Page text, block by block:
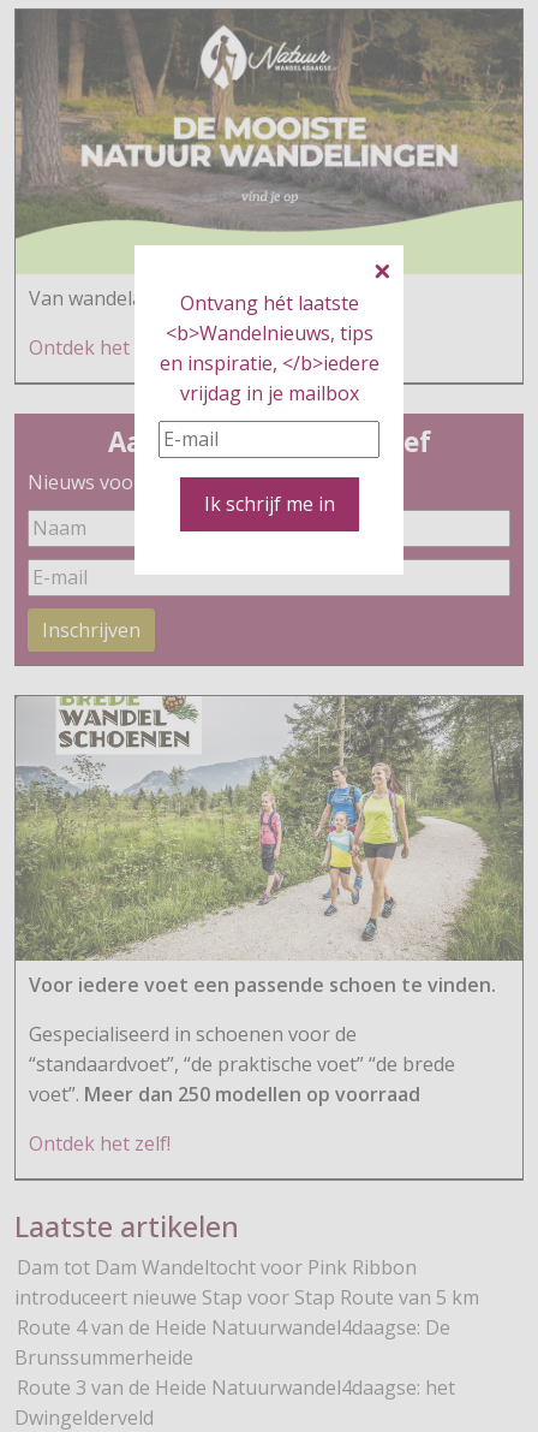
Ontvang hét laatste
<b>Wandelnieuws, tips
en inspiratie, </b>iedere
vrijdag in je mailbox
Ik schrijf me in
Van wandelaars voor wandelaars
Ontdek het hier
Aanmelden nieuwsbrief
Nieuws voor wandelaars
Inschrijven
Voor iedere voet een passende schoen te vinden.
Gespecialiseerd in schoenen voor de
“standaardvoet”, “de praktische voet” “de brede
voet”. Meer dan 250 modellen op voorraad
Ontdek het zelf!
Laatste artikelen
Dam tot Dam Wandeltocht voor Pink Ribbon
introduceert nieuwe Stap voor Stap Route van 5 km
Route 4 van de Heide Natuurwandel4daagse: De
Brunssummerheide
Route 3 van de Heide Natuurwandel4daagse: het
Dwingelderveld